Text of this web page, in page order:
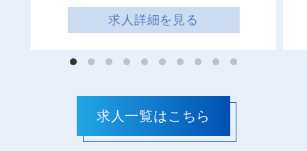
求人詳細を見る